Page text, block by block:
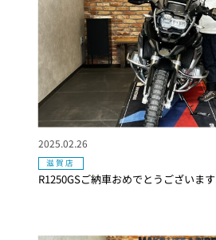
R1250GSご納車おめでとうございます
2025.02.26
滋賀店